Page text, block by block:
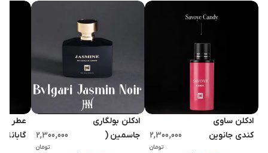
ادکلن ساوی
کندی جانوین
2,300,000
تومان
ادکلن بولگاری
جاسمین (
2,300,000
تومان
عطر
گابانا